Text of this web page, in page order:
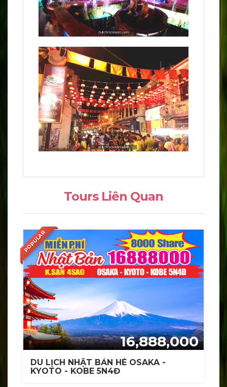
Tours Liên Quan
POPULAR
16,888,000
DU LỊCH NHẬT BẢN HÈ OSAKA -
KYOTO - KOBE 5N4Đ